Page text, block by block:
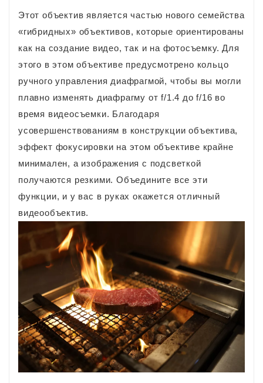
Этот объектив является частью нового семейства
«гибридных» объективов, которые ориентированы
как на создание видео, так и на фотосъемку. Для
этого в этом объективе предусмотрено кольцо
ручного управления диафрагмой, чтобы вы могли
плавно изменять диафрагму от f/1.4 до f/16 во
время видеосъемки. Благодаря
усовершенствованиям в конструкции объектива,
эффект фокусировки на этом объективе крайне
минимален, а изображения с подсветкой
получаются резкими. Объедините все эти
функции, и у вас в руках окажется отличный
видеообъектив.